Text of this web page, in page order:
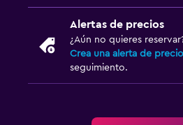
Alertas de precios
¿Aún no quieres
Crea una alerta de
seguimiento.